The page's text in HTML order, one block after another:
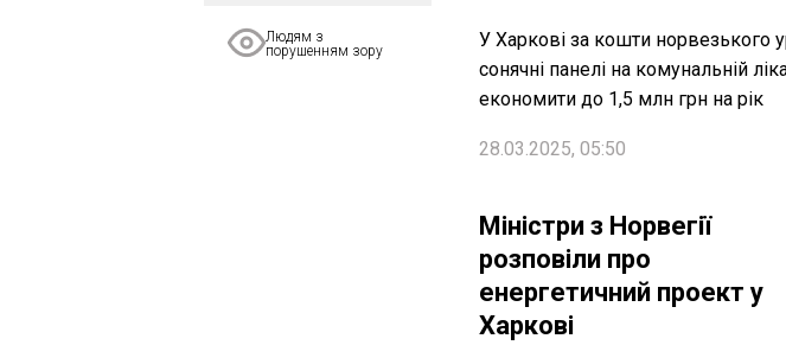
Людям з
порушенням зору
У Харкові за кошти норвезького
сонячні панелі на комунальній
економити до 1,5 млн грн на рік
28.03.2025, 05:50
Міністри з Норвегії
розповіли про
енергетичний проект у
Харкові